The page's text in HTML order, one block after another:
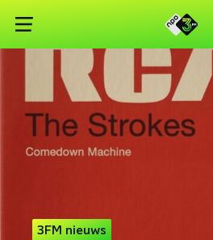
3FM nieuws